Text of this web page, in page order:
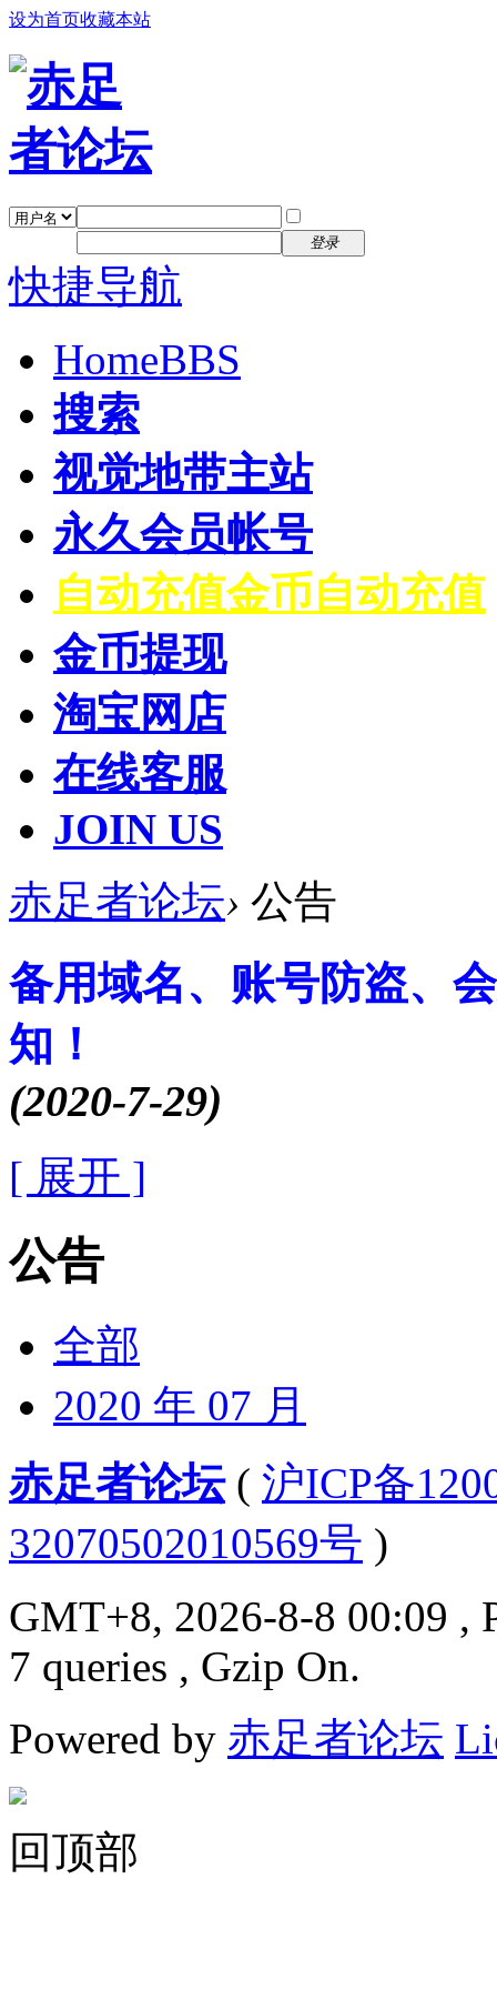
设为首页收藏本站
登录
快捷导航
HomeBBS
搜索
视觉地带主站
永久会员帐号
自动充值金币自动充值
金币提现
淘宝网店
在线客服
JOIN US
赤足者论坛› 公告
备用域名、账号防盗、
知！
(2020-7-29)
[ 展开 ]
公告
全部
2020 年 07 月
赤足者论坛( 沪ICP备
32070502010569号 )
GMT+8, 2026-8-8 00:09 ,
7 queries , Gzip On.
Powered by 赤足者论坛
回顶部